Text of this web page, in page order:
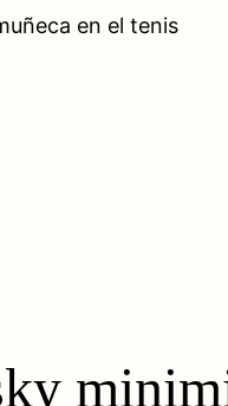
en el tenis